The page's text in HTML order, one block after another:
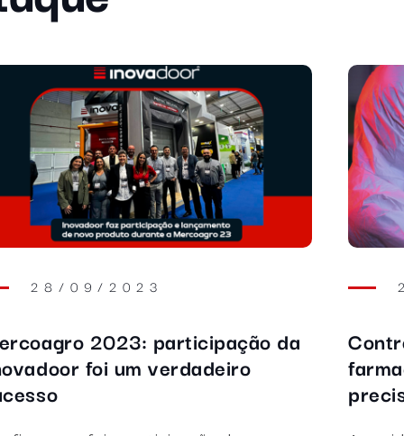
2021
491/2018 da CONAMA,
23/12/
NR 17: como
pode atuar